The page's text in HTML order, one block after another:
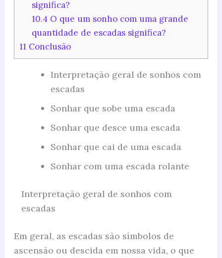
significa?
10.4 O que um sonho com uma grande
quantidade de escadas significa?
11Conclusão
Interpretação geral de sonhos com
escadas
Sonhar que sobe uma escada
Sonhar que desce uma escada
Sonhar que cai de uma escada
Sonhar com uma escada rolante
Interpretação geral de sonhos com
escadas
Em geral, as escadas são símbolos de
ascensão ou descida em nossa vida, o que